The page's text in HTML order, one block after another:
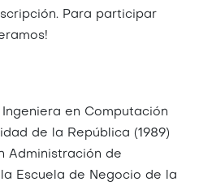
Para participar
Ingeniera en Computación
de la República (1989)
Administración de
Escuela de Negocio de la